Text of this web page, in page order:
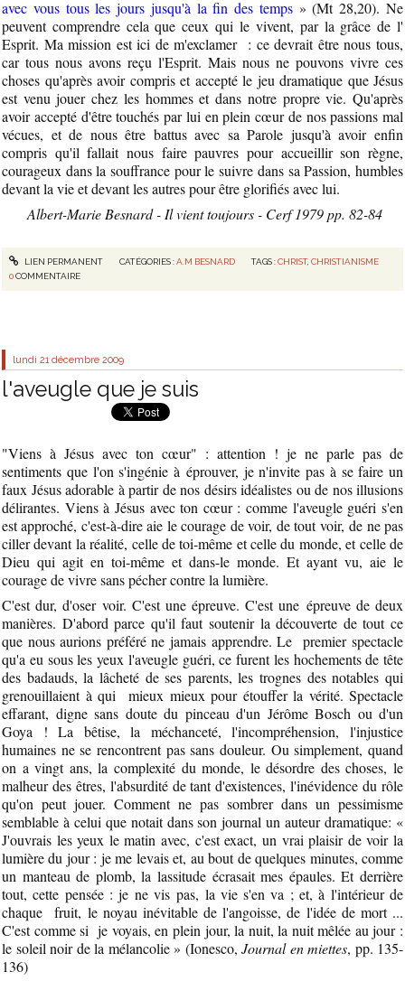
avec vous tous les jours jusqu'à la fin des temps» (Mt 28,20). Ne
peuvent comprendre cela que ceux qui le vivent, par la grâce de l'
Esprit. Ma mission est ici de m'exclamer : ce devrait être nous tous,
car tous nous avons reçu l'Esprit. Mais nous ne pouvons vivre ces
choses qu'après avoir compris et accepté le jeu dramatique que Jésus
est venu jouer chez les hommes et dans notre propre vie. Qu'après
avoir accepté d'être touchés par lui en plein cœur de nos passions mal
vécues, et de nous être battus avec sa Parole jusqu'à avoir enfin
compris qu'il fallait nous faire pauvres pour accueillir son règne,
courageux dans la souffrance pour le suivre dans sa Passion, humbles
devant la vie et devant les autres pour être glorifiés avec lui.
Albert-Marie Besnard - Il vient toujours - Cerf 1979 pp. 82-84
LIEN PERMANENT CATÉGORIES :A.M BESNARD TAGS :CHRIST,CHRISTIANISME
0COMMENTAIRE
lundi 21 décembre 2009
l'aveugle que je suis
"Viens à Jésus avec ton cœur" : attention ! je ne parle pas de
sentiments que l'on s'ingénie à éprouver, je n'invite pas à se faire un
faux Jésus adorable à partir de nos désirs idéalistes ou de nos illusions
délirantes. Viens à Jésus avec ton cœur : comme l'aveugle guéri s'en
est approché, c'est-à-dire aie le courage de voir, de tout voir, de ne pas
ciller devant la réalité, celle de toi-même et celle du monde, et celle de
Dieu qui agit en toi-même et dans-le monde. Et ayant vu, aie le
courage de vivre sans pécher contre la lumière.
C'est dur, d'oser voir. C'est une épreuve. C'est une épreuve de deux
manières. D'abord parce qu'il faut soutenir la découverte de tout ce
que nous aurions préféré ne jamais apprendre. Le premier spectacle
qu'a eu sous les yeux l'aveugle guéri, ce furent les hochements de tête
des badauds, la lâcheté de ses parents, les trognes des notables qui
grenouillaient à qui mieux mieux pour étouffer la vérité. Spectacle
effarant, digne sans doute du pinceau d'un Jérôme Bosch ou d'un
Goya ! La bêtise, la méchanceté, l'incompréhension, l'injustice
humaines ne se rencontrent pas sans douleur. Ou simplement, quand
on a vingt ans, la complexité du monde, le désordre des choses, le
malheur des êtres, l'absurdité de tant d'existences, l'inévidence du rôle
qu'on peut jouer. Comment ne pas sombrer dans un pessimisme
semblable à celui que notait dans son journal un auteur dramatique: «
J'ouvrais les yeux le matin avec, c'est exact, un vrai plaisir de voir la
lumière du jour : je me levais et, au bout de quelques minutes, comme
un manteau de plomb, la lassitude écrasait mes épaules. Et derrière
tout, cette pensée : je ne vis pas, la vie s'en va ; et, à l'intérieur de
chaque fruit, le noyau inévitable de l'angoisse, de l'idée de mort ...
C'est comme si je voyais, en plein jour, la nuit, la nuit mêlée au jour :
le soleil noir de la mélancolie » (Ionesco, Journal en miettes, pp. 135-
136)